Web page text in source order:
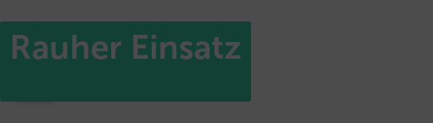
Rauher Einsatz